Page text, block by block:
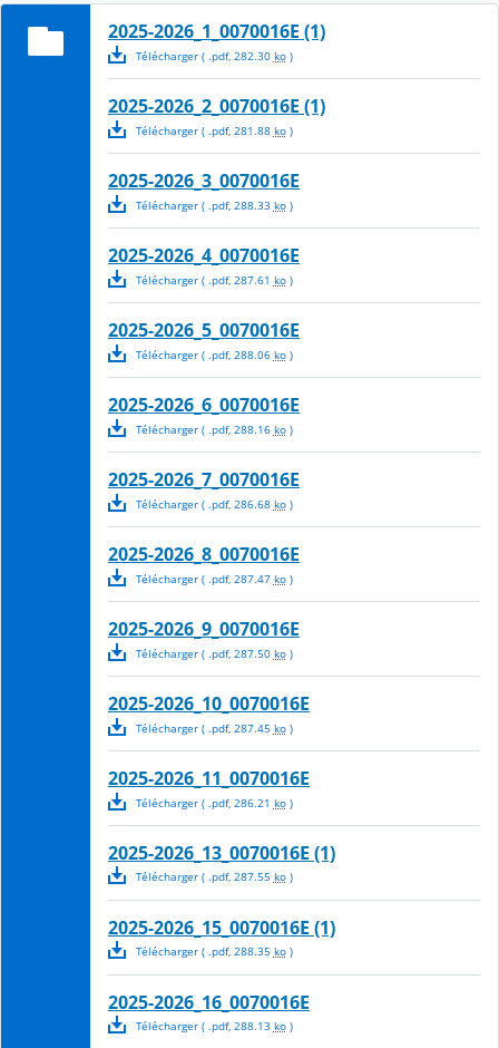
2025-2026_1_0070016E (1)
Télécharger( .pdf, 282.30 ko)
2025-2026_2_0070016E (1)
Télécharger( .pdf, 281.88 ko)
2025-2026_3_0070016E
Télécharger( .pdf, 288.33 ko)
2025-2026_4_0070016E
Télécharger( .pdf, 287.61 ko)
2025-2026_5_0070016E
Télécharger( .pdf, 288.06 ko)
2025-2026_6_0070016E
Télécharger( .pdf, 288.16 ko)
2025-2026_7_0070016E
Télécharger( .pdf, 286.68 ko)
2025-2026_8_0070016E
Télécharger( .pdf, 287.47 ko)
2025-2026_9_0070016E
Télécharger( .pdf, 287.50 ko)
2025-2026_10_0070016E
Télécharger( .pdf, 287.45 ko)
2025-2026_11_0070016E
Télécharger( .pdf, 286.21 ko)
2025-2026_13_0070016E (1)
Télécharger( .pdf, 287.55 ko)
2025-2026_15_0070016E (1)
Télécharger( .pdf, 288.35 ko)
2025-2026_16_0070016E
Télécharger( .pdf, 288.13 ko)